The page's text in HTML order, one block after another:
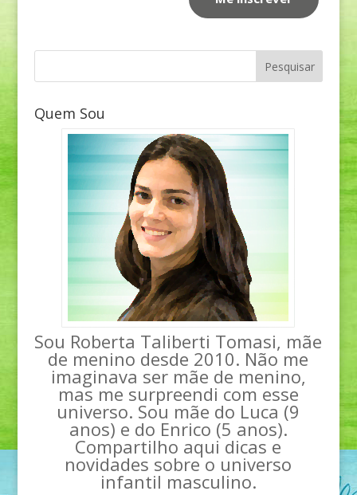
Quem Sou
Sou Roberta Taliberti Tomasi, mãe
de menino desde 2010. Não me
imaginava ser mãe de menino,
mas me surpreendi com esse
universo. Sou mãe do Luca (9
anos) e do Enrico (5 anos).
Compartilho aqui dicas e
novidades sobre o universo
infantil masculino.